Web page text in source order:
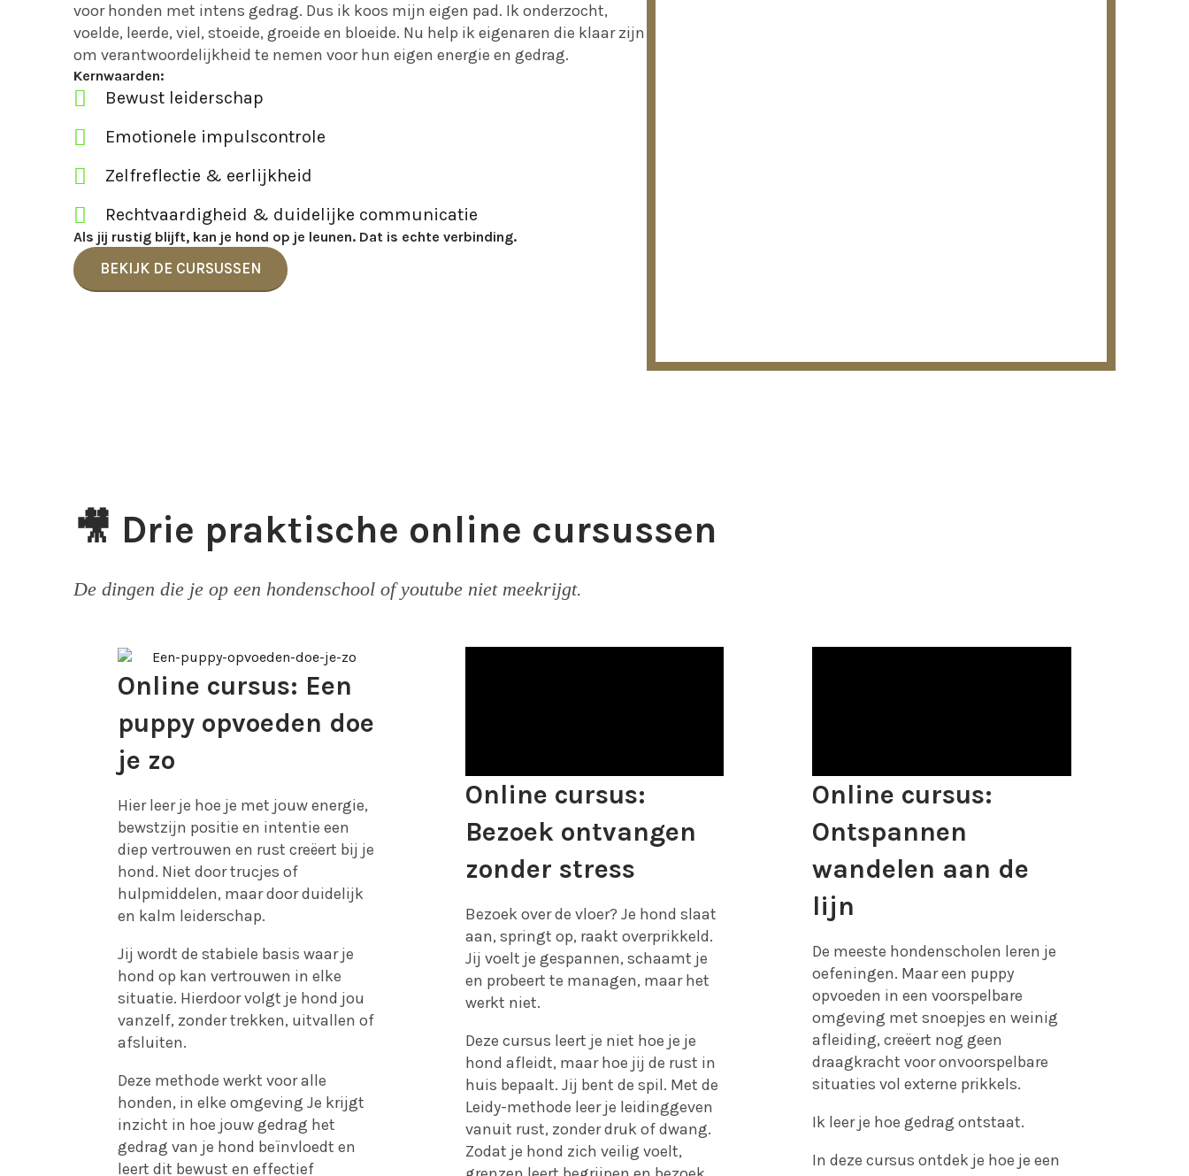
voor honden met intens gedrag. Dus ik koos mijn eigen pad. Ik onderzocht,
voelde, leerde, viel, stoeide, groeide en bloeide. Nu help ik eigenaren die klaar zijn
om verantwoordelijkheid te nemen voor hun eigen energie en gedrag.
Kernwaarden:
Bewust leiderschap
Emotionele impulscontrole
Zelfreflectie & eerlijkheid
Rechtvaardigheid & duidelijke communicatie
Als jij rustig blijft, kan je hond op je leunen. Dat is echte verbinding.
BEKIJK DE CURSUSSEN
🎥 Drie praktische online cursussen
De dingen die je op een hondenschool of youtube niet meekrijgt.
Online cursus: Een
puppy opvoeden doe
je zo
Hier leer je hoe je met jouw energie,
bewstzijn positie en intentie een
diep vertrouwen en rust creëert bij je
hond. Niet door trucjes of
hulpmiddelen, maar door duidelijk
en kalm leiderschap.
Jij wordt de stabiele basis waar je
hond op kan vertrouwen in elke
situatie. Hierdoor volgt je hond jou
vanzelf, zonder trekken, uitvallen of
afsluiten.
Deze methode werkt voor alle
honden, in elke omgeving Je krijgt
inzicht in hoe jouw gedrag het
gedrag van je hond beïnvloedt en
leert dit bewust en effectief
Online cursus:
Bezoek ontvangen
zonder stress
Bezoek over de vloer? Je hond slaat
aan, springt op, raakt overprikkeld.
Jij voelt je gespannen, schaamt je
en probeert te managen, maar het
werkt niet.
Deze cursus leert je niet hoe je je
hond afleidt, maar hoe jij de rust in
huis bepaalt. Jij bent de spil. Met de
Leidy-methode leer je leidinggeven
vanuit rust, zonder druk of dwang.
Zodat je hond zich veilig voelt,
Online cursus:
Ontspannen
wandelen aan de
lijn
De meeste hondenscholen leren je
oefeningen. Maar een puppy
opvoeden in een voorspelbare
omgeving met snoepjes en weinig
afleiding, creëert nog geen
draagkracht voor onvoorspelbare
situaties vol externe prikkels.
Ik leer je hoe gedrag ontstaat.
In deze cursus ontdek je hoe je een